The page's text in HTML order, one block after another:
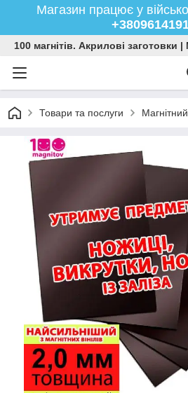
Магазин працює у
100 магнітів. Акрилові заготовки
Товари та послуги